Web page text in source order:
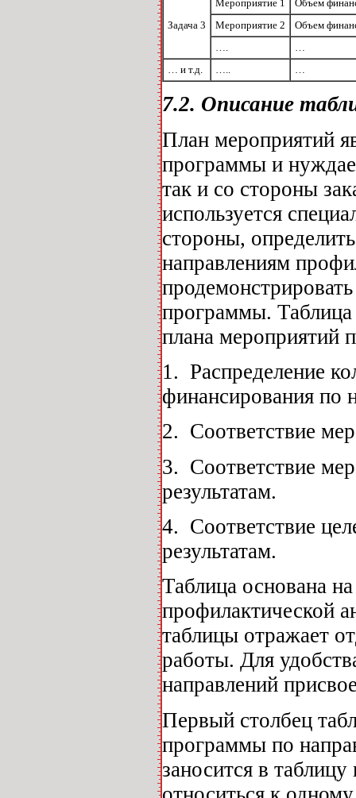
Задача 3
Мероприятие 1
Объем
Мероприятие 2
Объем
… и т.д.
7.2. Описание
План мероприятий
программы и
так и со стороны
используется
стороны,
направлениям
программы. Таблица
плана мероприятий
1. Распределение
финансирования по
2. Соответствие
3. Соответствие
результатам.
4. Соответствие
результатам.
Таблица основана
профилактической
таблицы отражает
работы. Для
направлений
Первый столбец
программы по
заносится в